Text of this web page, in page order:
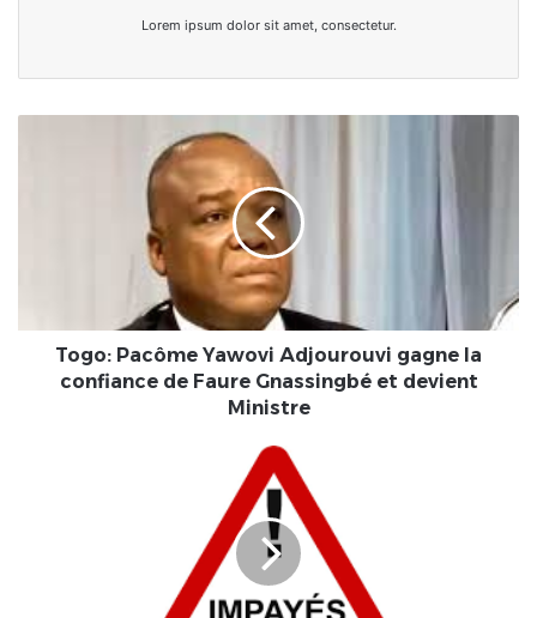
Lorem ipsum dolor sit amet, consectetur.
GnassingbéTogo: Pacôme Yawovi Adjourouvi gagne la
confiance de Faure Gnassingbé et devient
Ministre